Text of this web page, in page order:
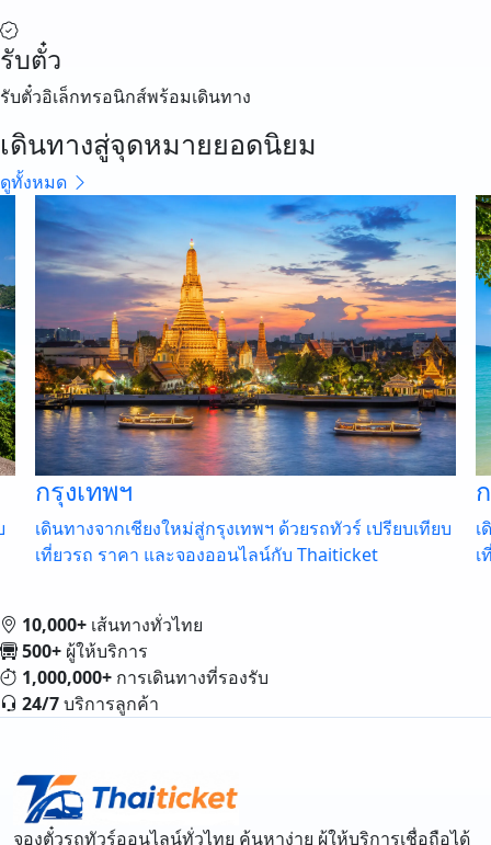
รับตั๋ว
รับตั๋วอิเล็กทรอนิกส์พร้อมเดินทาง
เดินทางสู่จุดหมายยอดนิยม
ดูทั้งหมด
กระบี่
เดินทางจากกรุงเทพฯ สู่กระบี่ ด้วยรถทัวร์ เปรียบเทียบ
เที่ยวรถ ราคา และจองออนไลน์กับ Thaiticket
10,000+ เส้นทางทั่วไทย
500+ ผู้ให้บริการ
1,000,000+ การเดินทางที่รองรับ
24/7บริการลูกค้า
จองตั๋วรถทัวร์ออนไลน์ทั่วไทย ค้นหาง่าย ผู้ให้บริการเชื่อถือได้